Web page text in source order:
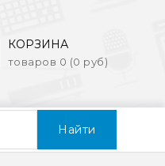
Найти
КОРЗИНА
товаров 0 (0 руб)